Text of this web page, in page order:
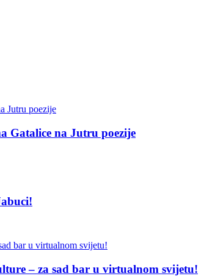
Gatalice na Jutru poezije
– za sad bar u virtualnom svijetu!